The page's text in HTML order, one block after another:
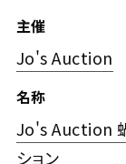
主催
Jo's Auction
名称
Jo's Auction
ション